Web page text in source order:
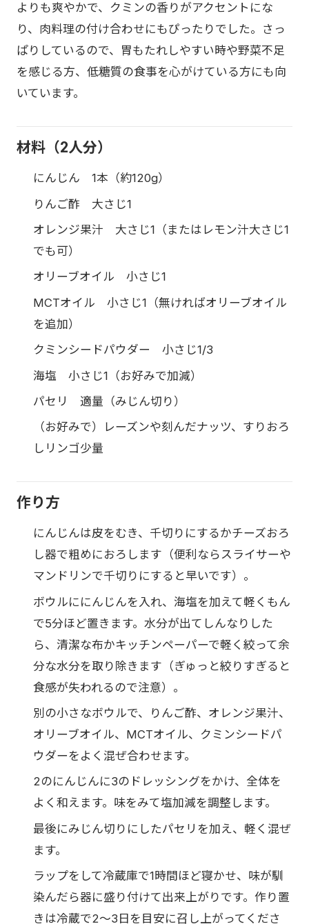
よりも爽やかで、クミンの香りがアクセントにな
り、肉料理の付け合わせにもぴったりでした。さっ
ぱりしているので、胃もたれしやすい時や野菜不足
を感じる方、低糖質の食事を心がけている方にも向
いています。
材料（2人分）
にんじん 1本（約120g）
りんご酢 大さじ1
オレンジ果汁 大さじ1（またはレモン汁大さじ1
でも可）
オリーブオイル 小さじ1
MCTオイル 小さじ1（無ければオリーブオイル
を追加）
クミンシードパウダー 小さじ1/3
海塩 小さじ1（お好みで加減）
パセリ 適量（みじん切り）
（お好みで）レーズンや刻んだナッツ、すりおろ
しリンゴ少量
作り方
にんじんは皮をむき、千切りにするかチーズおろ
し器で粗めにおろします（便利ならスライサーや
マンドリンで千切りにすると早いです）。
ボウルににんじんを入れ、海塩を加えて軽くもん
で5分ほど置きます。水分が出てしんなりした
ら、清潔な布かキッチンペーパーで軽く絞って余
分な水分を取り除きます（ぎゅっと絞りすぎると
食感が失われるので注意）。
別の小さなボウルで、りんご酢、オレンジ果汁、
オリーブオイル、MCTオイル、クミンシードパ
ウダーをよく混ぜ合わせます。
2のにんじんに3のドレッシングをかけ、全体を
よく和えます。味をみて塩加減を調整します。
最後にみじん切りにしたパセリを加え、軽く混ぜ
ます。
ラップをして冷蔵庫で1時間ほど寝かせ、味が馴
染んだら器に盛り付けて出来上がりです。作り置
きは冷蔵で2〜3日を目安に召し上がってくださ